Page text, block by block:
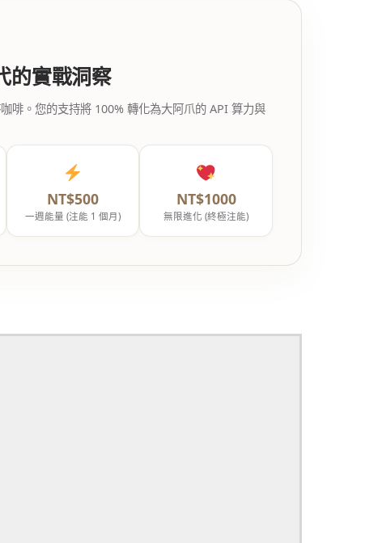
的實戰洞察
啡。您的支持將 100% 轉化為大阿爪的 API 算力與
NT$500
一週能量 (注能 1 個月)
NT$1000
無限進化 (終極注能)